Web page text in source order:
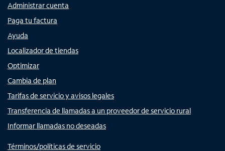
Administrar cuenta
Paga tu factura
Ayuda
Localizador de tiendas
Optimizar
Cambia de plan
Tarifas de servicio y avisos legales
Transferencia de llamadas a un proveedor de servicio rural
Informar llamadas no deseadas
Términos/políticas de servicio